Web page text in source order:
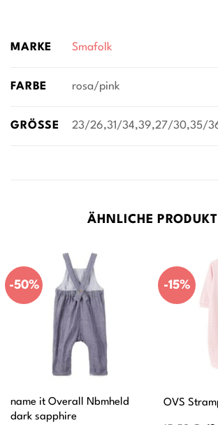
MARKE Smafolk
FARBE rosa/pink
GRÖSSE 23/26,31/34,39,27/30,35/
ÄHNLICHE
-50%
name it Overall Nbmheld
dark sapphire
-15%
OVS